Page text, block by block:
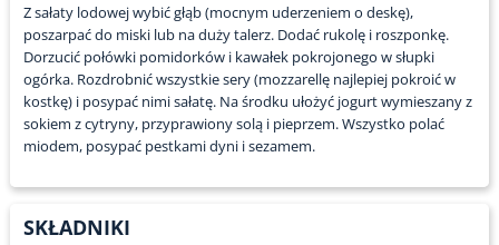
Z sałaty lodowej wybić głąb (mocnym uderzeniem o deskę),
poszarpać do miski lub na duży talerz. Dodać rukolę i roszponkę.
Dorzucić połówki pomidorków i kawałek pokrojonego w słupki
ogórka. Rozdrobnić wszystkie sery (mozzarellę najlepiej pokroić w
kostkę) i posypać nimi sałatę. Na środku ułożyć jogurt wymieszany z
sokiem z cytryny, przyprawiony solą i pieprzem. Wszystko polać
miodem, posypać pestkami dyni i sezamem.
SKŁADNIKI